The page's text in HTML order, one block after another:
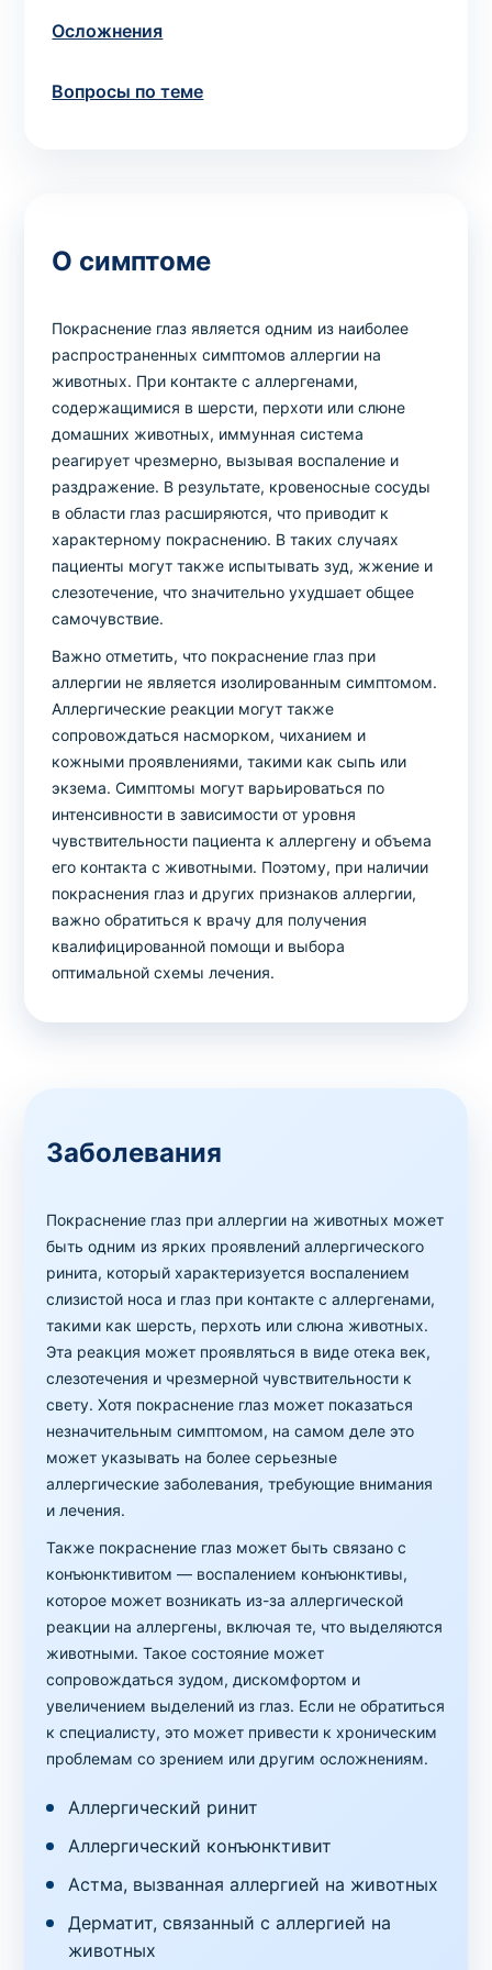
Осложнения
Вопросы по теме
О симптоме
Покраснение глаз является одним из наиболее
распространенных симптомов аллергии на
животных. При контакте с аллергенами,
содержащимися в шерсти, перхоти или слюне
домашних животных, иммунная система
реагирует чрезмерно, вызывая воспаление и
раздражение. В результате, кровеносные сосуды
в области глаз расширяются, что приводит к
характерному покраснению. В таких случаях
пациенты могут также испытывать зуд, жжение и
слезотечение, что значительно ухудшает общее
самочувствие.
Важно отметить, что покраснение глаз при
аллергии не является изолированным симптомом.
Аллергические реакции могут также
сопровождаться насморком, чиханием и
кожными проявлениями, такими как сыпь или
экзема. Симптомы могут варьироваться по
интенсивности в зависимости от уровня
чувствительности пациента к аллергену и объема
его контакта с животными. Поэтому, при наличии
покраснения глаз и других признаков аллергии,
важно обратиться к врачу для получения
квалифицированной помощи и выбора
оптимальной схемы лечения.
Заболевания
Покраснение глаз при аллергии на животных может
быть одним из ярких проявлений аллергического
ринита, который характеризуется воспалением
слизистой носа и глаз при контакте с аллергенами,
такими как шерсть, перхоть или слюна животных.
Эта реакция может проявляться в виде отека век,
слезотечения и чрезмерной чувствительности к
свету. Хотя покраснение глаз может показаться
незначительным симптомом, на самом деле это
может указывать на более серьезные
аллергические заболевания, требующие внимания
и лечения.
Также покраснение глаз может быть связано с
конъюнктивитом — воспалением конъюнктивы,
которое может возникать из-за аллергической
реакции на аллергены, включая те, что выделяются
животными. Такое состояние может
сопровождаться зудом, дискомфортом и
увеличением выделений из глаз. Если не обратиться
к специалисту, это может привести к хроническим
проблемам со зрением или другим осложнениям.
Аллергический ринит
Аллергический конъюнктивит
Астма, вызванная аллергией на животных
Дерматит, связанный с аллергией на
животных